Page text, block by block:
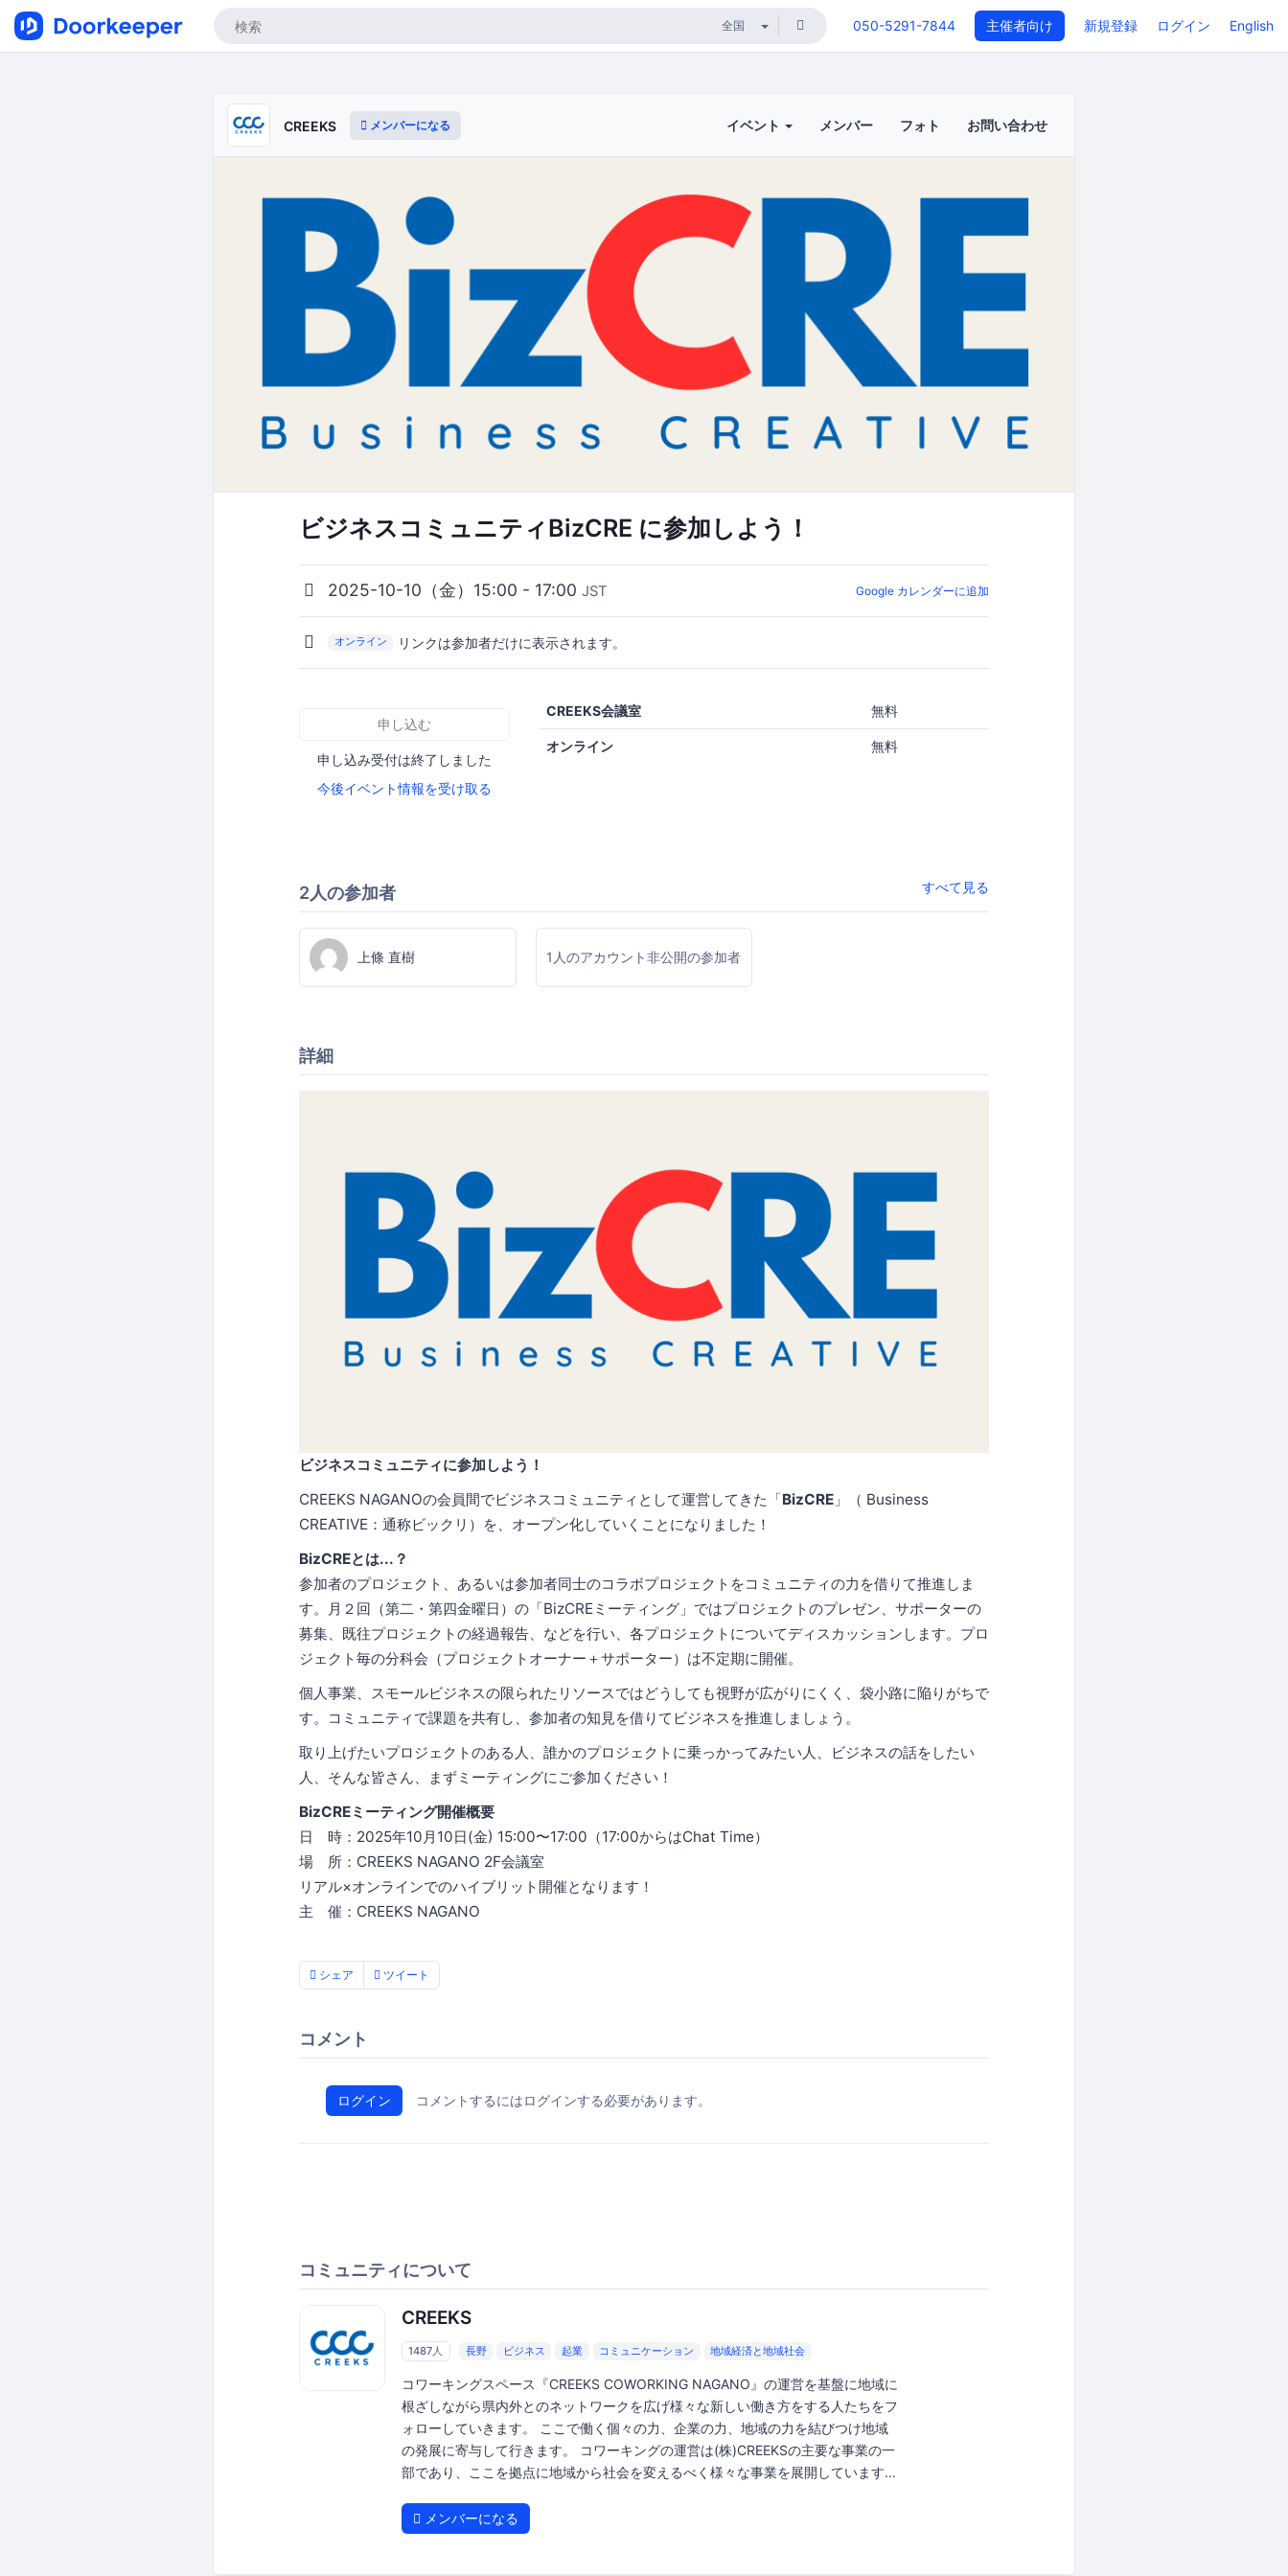
050-5291-7844 主催者向け 新規登録 ログイン English
CREEKS メンバーになる イベント メンバー フォト お問い合わせ
ビジネスコミュニティBizCRE に参加しよう！
2025-10-10（金）15:00 - 17:00 JST Google カレンダーに追加
オンライン リンクは参加者だけに表示されます。
申し込む
申し込み受付は終了しました
今後イベント情報を受け取る
CREEKS会議室 無料
オンライン 無料
2人の参加者 すべて見る
上條 直樹 1人のアカウント非公開の参加者
詳細
ビジネスコミュニティに参加しよう！
CREEKS NAGANOの会員間でビジネスコミュニティとして運営してきた「BizCRE 」（ Business
CREATIVE：通称ビックリ）を、オープン化していくことになりました！
BizCREとは...？
参加者のプロジェクト、あるいは参加者同士のコラボプロジェクトをコミュニティの力を借りて推進しま
す。月２回（第二・第四金曜日）の「BizCREミーティング」ではプロジェクトのプレゼン、サポーターの
募集、既往プロジェクトの経過報告、などを行い、各プロジェクトについてディスカッションします。プロ
ジェクト毎の分科会（プロジェクトオーナー＋サポーター）は不定期に開催。
個人事業、スモールビジネスの限られたリソースではどうしても視野が広がりにくく、袋小路に陥りがちで
す。コミュニティで課題を共有し、参加者の知見を借りてビジネスを推進しましょう。
取り上げたいプロジェクトのある人、誰かのプロジェクトに乗っかってみたい人、ビジネスの話をしたい
人、そんな皆さん、まずミーティングにご参加ください！
BizCREミーティング開催概要
日 時：2025年10月10日(金) 15:00〜17:00（17:00からはChat Time）
場 所：CREEKS NAGANO 2F会議室
リアル×オンラインでのハイブリット開催となります！
主 催：CREEKS NAGANO
シェア ツイート
コメント
ログイン コメントするにはログインする必要があります。
コミュニティについて
CREEKS
1487人 長野 ビジネス 起業 コミュニケーション 地域経済と地域社会
コワーキングスペース『CREEKS COWORKING NAGANO』の運営を基盤に地域に
根ざしながら県内外とのネットワークを広げ様々な新しい働き方をする人たちをフ
ォローしていきます。 ここで働く個々の力、企業の力、地域の力を結びつけ地域
の発展に寄与して行きます。 コワーキングの運営は(株)CREEKSの主要な事業の一
部であり、ここを拠点に地域から社会を変えるべく様々な事業を展開しています...
メンバーになる